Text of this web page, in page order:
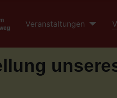
Veranstaltungen